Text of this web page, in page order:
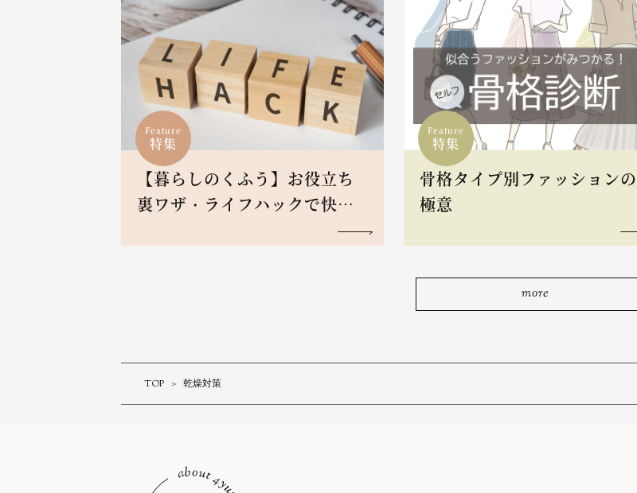
Feature
特集
【暮らしのくふう】お役立ち
裏ワザ・ライフハックで快適L
Feature
特集
骨格タイプ別ファッションの
極意
more
TOP 乾燥対策